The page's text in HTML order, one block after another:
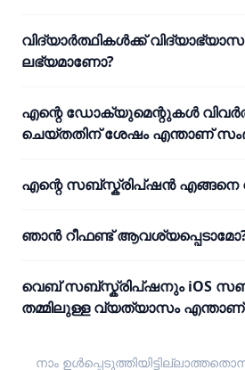
വിദ്യാർത്ഥികൾക്ക്
ലഭ്യമാണോ?
എന്റെ ഡോക്യുമെന്റുകൾ
ചെയ്തതിന് ശേഷം എന്താണ്
എന്റെ സബ്സ്ക്രിപ്ഷൻ എങ്ങനെ
ഞാൻ റീഫണ്ട്
വെബ് സബ്സ്ക്രിപ്ഷനും iOS
തമ്മിലുള്ള വ്യത്യാസം
നാം